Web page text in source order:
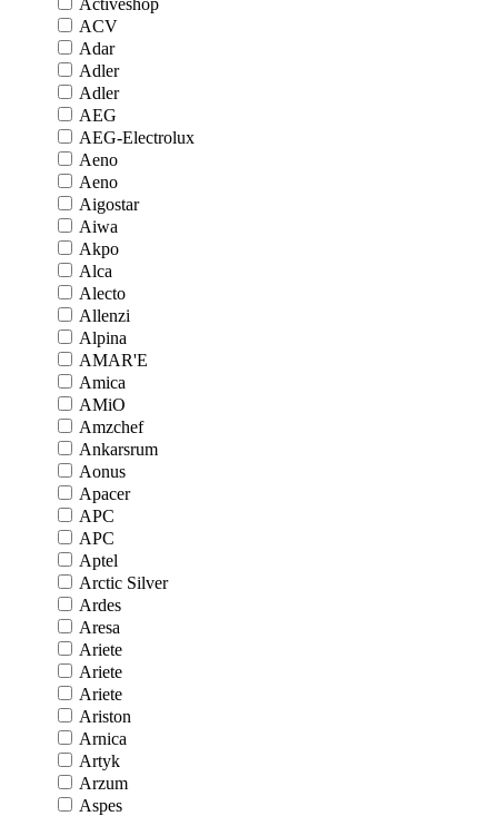
Activeshop
ACV
Adar
Adler
Adler
AEG
AEG-Electrolux
Aeno
Aeno
Aigostar
Aiwa
Akpo
Alca
Alecto
Allenzi
Alpina
AMAR'E
Amica
AMiO
Amzchef
Ankarsrum
Aonus
Apacer
APC
APC
Aptel
Arctic Silver
Ardes
Aresa
Ariete
Ariete
Ariete
Ariston
Arnica
Artyk
Arzum
Aspes